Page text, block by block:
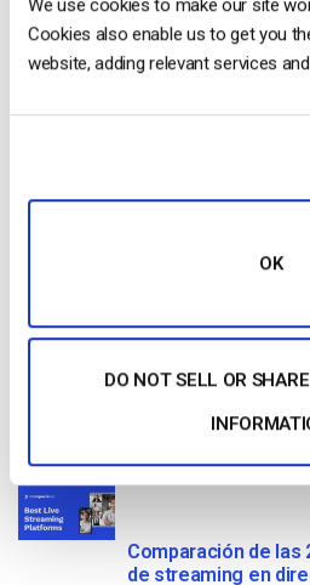
We use cookies to make our site
Cookies also enable us to get you
website, adding relevant services
OK
DO NOT SELL OR
10 GB of bandwidth
Comparación de
de streaming en